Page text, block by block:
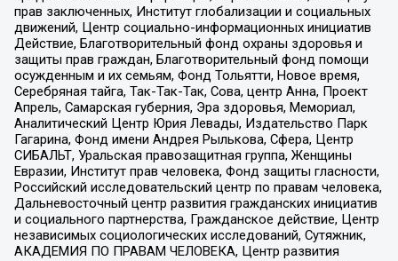
прав заключенных, Институт глобализации и социальных
движений, Центр социально-информационных инициатив
Действие, Благотворительный фонд охраны здоровья и
защиты прав граждан, Благотворительный фонд помощи
осужденным и их семьям, Фонд Тольятти, Новое время,
Серебряная тайга, Так-Так-Так, Сова, центр Анна, Проект
Апрель, Самарская губерния, Эра здоровья, Мемориал,
Аналитический Центр Юрия Левады, Издательство Парк
Гагарина, Фонд имени Андрея Рылькова, Сфера, Центр
СИБАЛЬТ, Уральская правозащитная группа, Женщины
Евразии, Институт прав человека, Фонд защиты гласности,
Российский исследовательский центр по правам человека,
Дальневосточный центр развития гражданских инициатив
и социального партнерства, Гражданское действие, Центр
независимых социологических исследований, Сутяжник,
АКАДЕМИЯ ПО ПРАВАМ ЧЕЛОВЕКА, Центр развития